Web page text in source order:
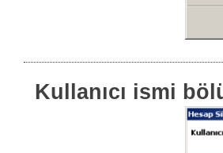
Kullanıcı ismi